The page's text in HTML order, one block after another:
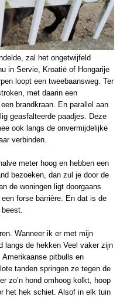
zal het ongetwijfeld
in Servie, Kroatië of Hongarije
loopt een tweebaansweg. Ter
met daarin een
brandkraan. En parallel aan
geasfalteerde paadjes. Deze
ook langs de onvermijdelijke
verbinden.
meter hoog en hebben een
bezoeken, dan zul je door de
de woningen ligt doorgaans
forse barrière. En dat is de
Wanneer ik er met mijn
langs de hekken Veel vaker zijn
pitbulls en
tanden springen ze tegen de
zo’n hond omhoog kolkt, hoop
het hek schiet. Alsof in elk tuin